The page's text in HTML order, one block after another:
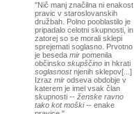
"Nič manj značilna ni enakost
pravic v staroslovanskih
družbah. Polno pooblastilo je
pripadalo celotni skupnosti, in
zatorej so se morali sklepi
sprejemati soglasno. Prvotno
je beseda mir pomenila
občinsko skupščino in hkrati
soglasnostnjenih sklepov[...]
Izraz mir odseva obdobje v
katerem je imel vsak član
skupnosti -- ženske ravno
tako kot moški-- enake